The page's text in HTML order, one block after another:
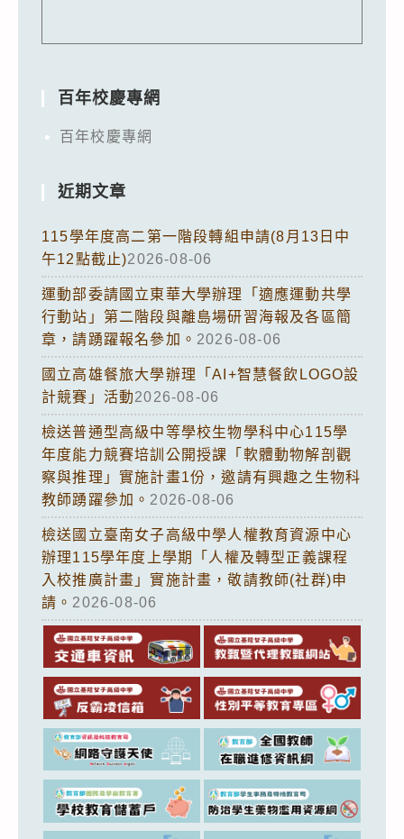
百年校慶專網
百年校慶專網
近期文章
115學年度高二第一階段轉組申請(8月13日中
午12點截止)2026-08-06
運動部委請國立東華大學辦理「適應運動共學
行動站」第二階段與離島場研習海報及各區簡
章，請踴躍報名參加。 2026-08-06
國立高雄餐旅大學辦理「AI+智慧餐飲LOGO設
計競賽」活動2026-08-06
檢送普通型高級中等學校生物學科中心115學
年度能力競賽培訓公開授課「軟體動物解剖觀
察與推理」實施計畫1份，邀請有興趣之生物科
教師踴躍參加。 2026-08-06
檢送國立臺南女子高級中學人權教育資源中心
辦理115學年度上學期「人權及轉型正義課程
入校推廣計畫」實施計畫，敬請教師(社群)申
請。 2026-08-06